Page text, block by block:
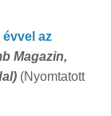
az
Magazin,
(Nyomtatott